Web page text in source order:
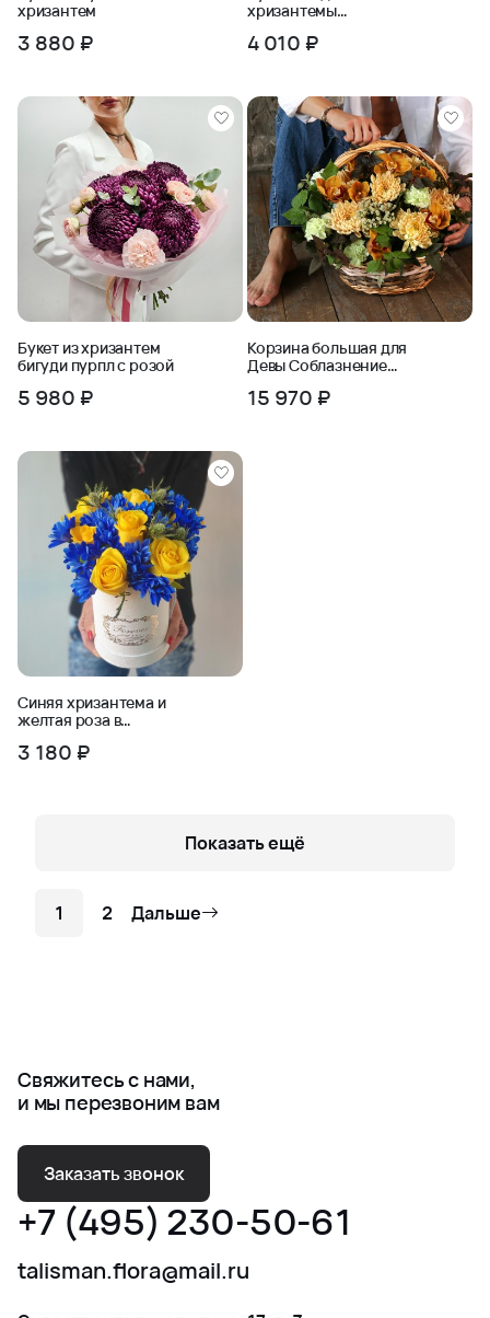
хризантем
3 880 ₽
хризантемы
4 010 ₽
Букет из хризантем
бигуди пурпл с розой
5 980 ₽
Корзина большая для
Девы Соблазнение
15 970 ₽
Синяя хризантема и
желтая роза в
3 180 ₽
Показать ещё
1 2 Дальше
Свяжитесь с нами,
и мы перезвоним вам
Заказать звонок
+7 (495) 230-50-61
talisman.flora@mail.ru